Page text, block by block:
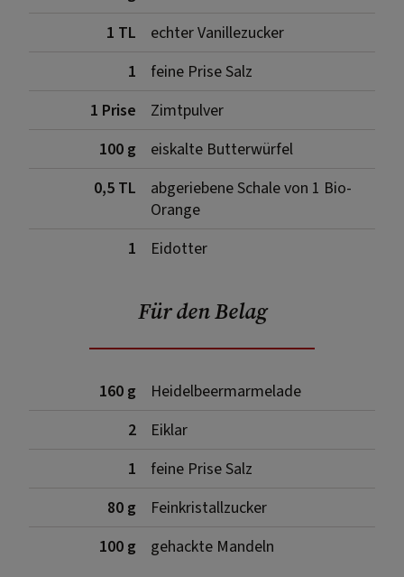
1 TL
echter Vanillezucker
1
feine Prise Salz
1 Prise
Zimtpulver
100 g
eiskalte Butterwürfel
0,5 TL
abgeriebene Schale von 1 Bio-
Orange
1
Eidotter
Für den Belag
160 g
Heidelbeermarmelade
2
Eiklar
1
feine Prise Salz
80 g
Feinkristallzucker
100 g
gehackte Mandeln